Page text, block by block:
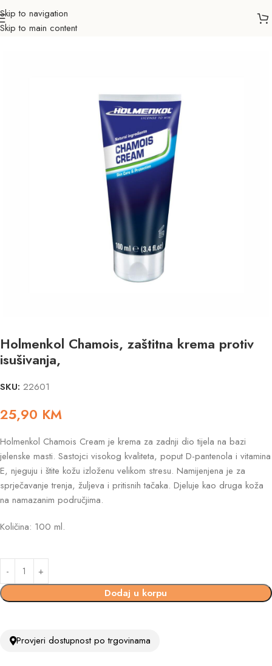
Skip to navigation
Skip to main content
Početna Sve za zimu
Holmenkol Chamois, zaštitna krema protiv
isušivanja,
SKU: 22601
25,90 KM
Holmenkol Chamois Cream je krema za zadnji dio tijela na bazi
jelenske masti. Sastojci visokog kvaliteta, poput D-pantenola i vitamina
E, njeguju i štite kožu izloženu velikom stresu. Namijenjena je za
sprječavanje trenja, žuljeva i pritisnih tačaka. Djeluje kao druga koža
na namazanim područjima.
Količina: 100 ml.
Dodaj u korpu
Provjeri dostupnost po trgovinama